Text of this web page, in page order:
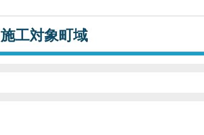
施工対象町域